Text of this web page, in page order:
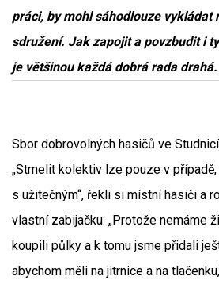
práci, by mohl sáhodlouze vykládat
sdružení. Jak zapojit a povzbudit i
je většinou každá dobrá rada drahá.
Sbor dobrovolných hasičů ve
„Stmelit kolektiv lze pouze v
s užitečným“, řekli si místní hasiči a
vlastní zabijačku: „Protože nemáme
koupili půlky a k tomu jsme přidali
abychom měli na jitrnice a na